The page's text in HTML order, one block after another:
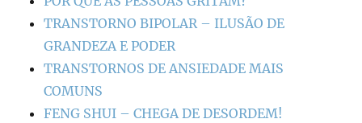
TRANSTORNO BIPOLAR – ILUSÃO DE
GRANDEZA E PODER
TRANSTORNOS DE ANSIEDADE MAIS
COMUNS
FENG SHUI – CHEGA DE DESORDEM!